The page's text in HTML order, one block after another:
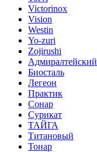
Victorinox
Vision
Westin
Yo-zuri
Zojirushi
Адмиралтейский
Биосталь
Легеон
Практик
Сонар
Сурикат
ТАЙГА
Титановый
Тонар